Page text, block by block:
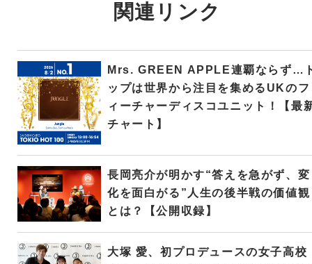
関連リンク
Mrs. GREEN APPLE連覇ならず…
ップは世界から注目を集めるUKのフ
ィーチャーディスコユニット！【最
チャート】
長岡亮介が明かす“答えを急がず、変
化を面白がる”人生の後半戦の価値観
とは？【公開収録】
大塚 愛、初プロデュースの女子高校